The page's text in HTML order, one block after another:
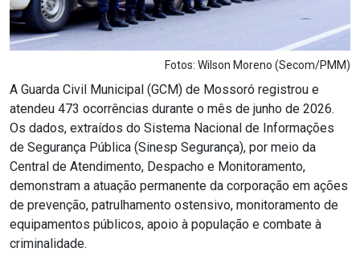
Fotos: Wilson Moreno (Secom/PMM)
A Guarda Civil Municipal (GCM) de Mossoró registrou e
atendeu 473 ocorrências durante o mês de junho de 2026.
Os dados, extraídos do Sistema Nacional de Informações
de Segurança Pública (Sinesp Segurança), por meio da
Central de Atendimento, Despacho e Monitoramento,
demonstram a atuação permanente da corporação em ações
de prevenção, patrulhamento ostensivo, monitoramento de
equipamentos públicos, apoio à população e combate à
criminalidade.